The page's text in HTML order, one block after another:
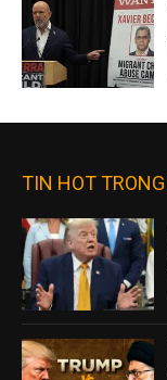
TIN HOT